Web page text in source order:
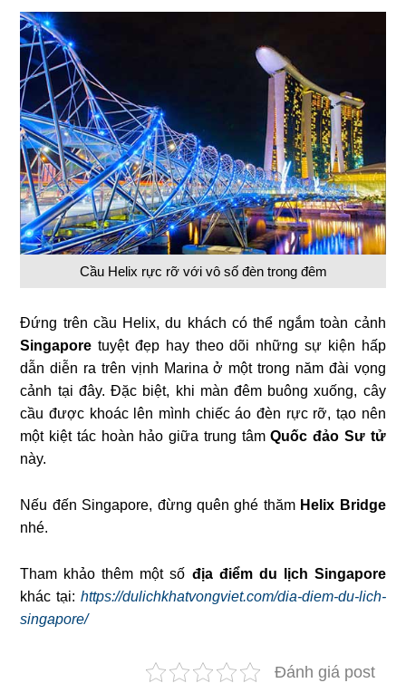
Cầu Helix rực rỡ với vô số đèn trong đêm
Đứng trên cầu Helix, du khách có thể ngắm toàn cảnh
Singapore tuyệt đẹp hay theo dõi những sự kiện hấp
dẫn diễn ra trên vịnh Marina ở một trong năm đài vọng
cảnh tại đây. Đặc biệt, khi màn đêm buông xuống, cây
cầu được khoác lên mình chiếc áo đèn rực rỡ, tạo nên
một kiệt tác hoàn hảo giữa trung tâmQuốc đảo Sư tử
này.
Nếu đến Singapore, đừng quên ghé thăm Helix Bridge
nhé.
Tham khảo thêm một số địa điểm du lịch Singapore
khác tại: https://dulichkhatvongviet.com/dia-diem-du-lich-
singapore/
Đánh giá post